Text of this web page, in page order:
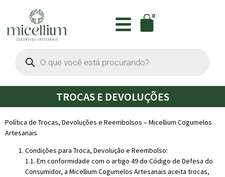
0
TROCAS E DEVOLUÇÕES
Política de Trocas, Devoluções e Reembolsos – Micellium Cogumelos
Artesanais
Condições para Troca, Devolução e Reembolso:
1.1. Em conformidade com o artigo 49 do Código de Defesa do
Consumidor, a Micellium Cogumelos Artesanais aceita trocas,